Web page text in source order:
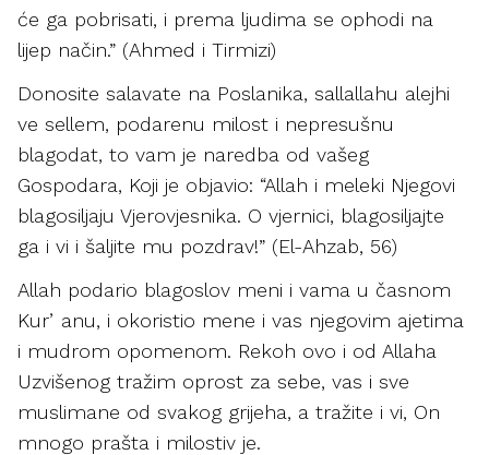
će ga pobrisati, i prema ljudima se ophodi na
lijep način.” (Ahmed i Tirmizi)
Donosite salavate na Poslanika, sallallahu alejhi
ve sellem, podarenu milost i nepresušnu
blagodat, to vam je naredba od vašeg
Gospodara, Koji je objavio: “Allah i meleki Njegovi
blagosiljaju Vjerovjesnika. O vjernici, blagosiljajte
ga i vi i šaljite mu pozdrav!” (El-Ahzab, 56)
Allah podario blagoslov meni i vama u časnom
Kurʼanu, i okoristio mene i vas njegovim ajetima
i mudrom opomenom. Rekoh ovo i od Allaha
Uzvišenog tražim oprost za sebe, vas i sve
muslimane od svakog grijeha, a tražite i vi, On
mnogo prašta i milostiv je.